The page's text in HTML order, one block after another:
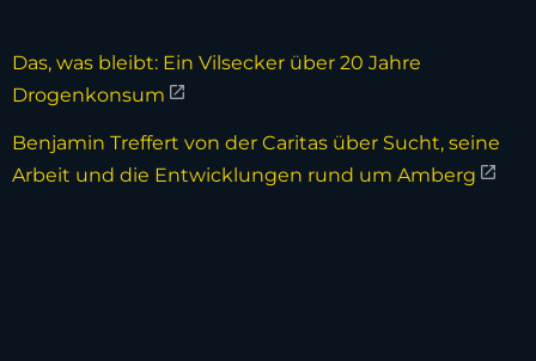
Das, was bleibt: Ein Vilsecker über 20 Jahre
Drogenkonsum
Benjamin Treffert von der Caritas über Sucht, seine
Arbeit und die Entwicklungen rund um Amberg